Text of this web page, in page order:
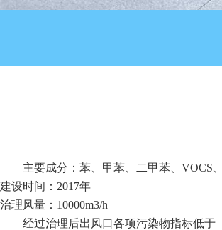
主要成分：苯、甲苯、二甲苯、VOCS
建设时间：2017年
治理风量：10000m3/h
经过治理后出风口各项污染物指标低于